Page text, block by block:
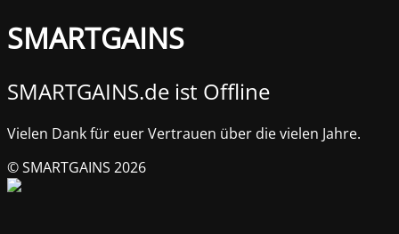
SMARTGAINS
SMARTGAINS.de ist Offline
Vielen Dank für euer Vertrauen über die vielen Jahre.
© SMARTGAINS 2026